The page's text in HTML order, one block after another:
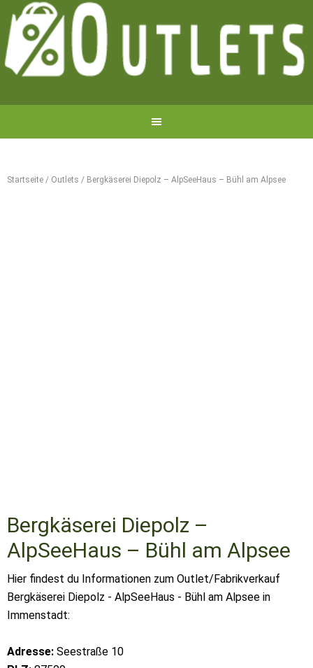
Startseite / Outlets / Bergkäserei Diepolz – AlpSeeHaus – Bühl am Alpsee
Bergkäserei Diepolz –
AlpSeeHaus – Bühl am Alpsee
Hier findest du Informationen zum Outlet/Fabrikverkauf
Bergkäserei Diepolz - AlpSeeHaus - Bühl am Alpsee in
Immenstadt:
Adresse: Seestraße 10